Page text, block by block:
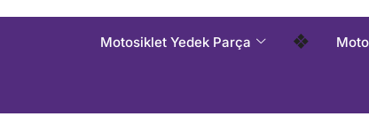
Motosiklet Yedek Parça ❖